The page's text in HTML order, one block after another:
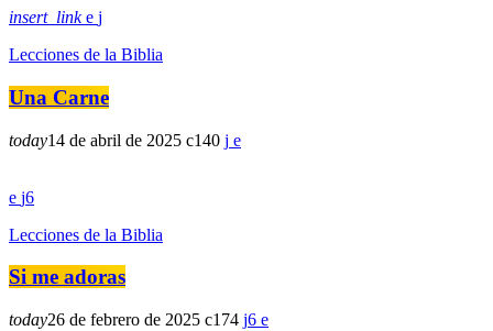
insert_link
Lecciones de la Biblia
Una Carne
today14 de abril de 2025 140
6
Lecciones de la Biblia
Si me adoras
today26 de febrero de 2025 174 6